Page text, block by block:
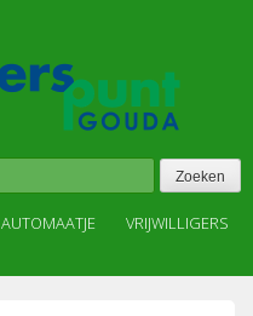
AUTOMAATJE
VRIJWILLIGERS